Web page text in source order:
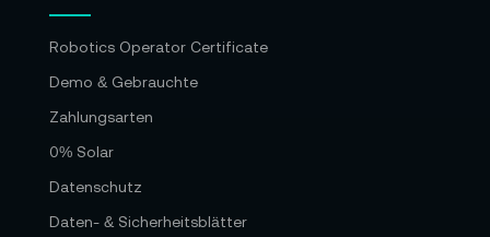
Robotics Operator Certificate
Demo & Gebrauchte
Zahlungsarten
0% Solar
Datenschutz
Daten- & Sicherheitsblätter